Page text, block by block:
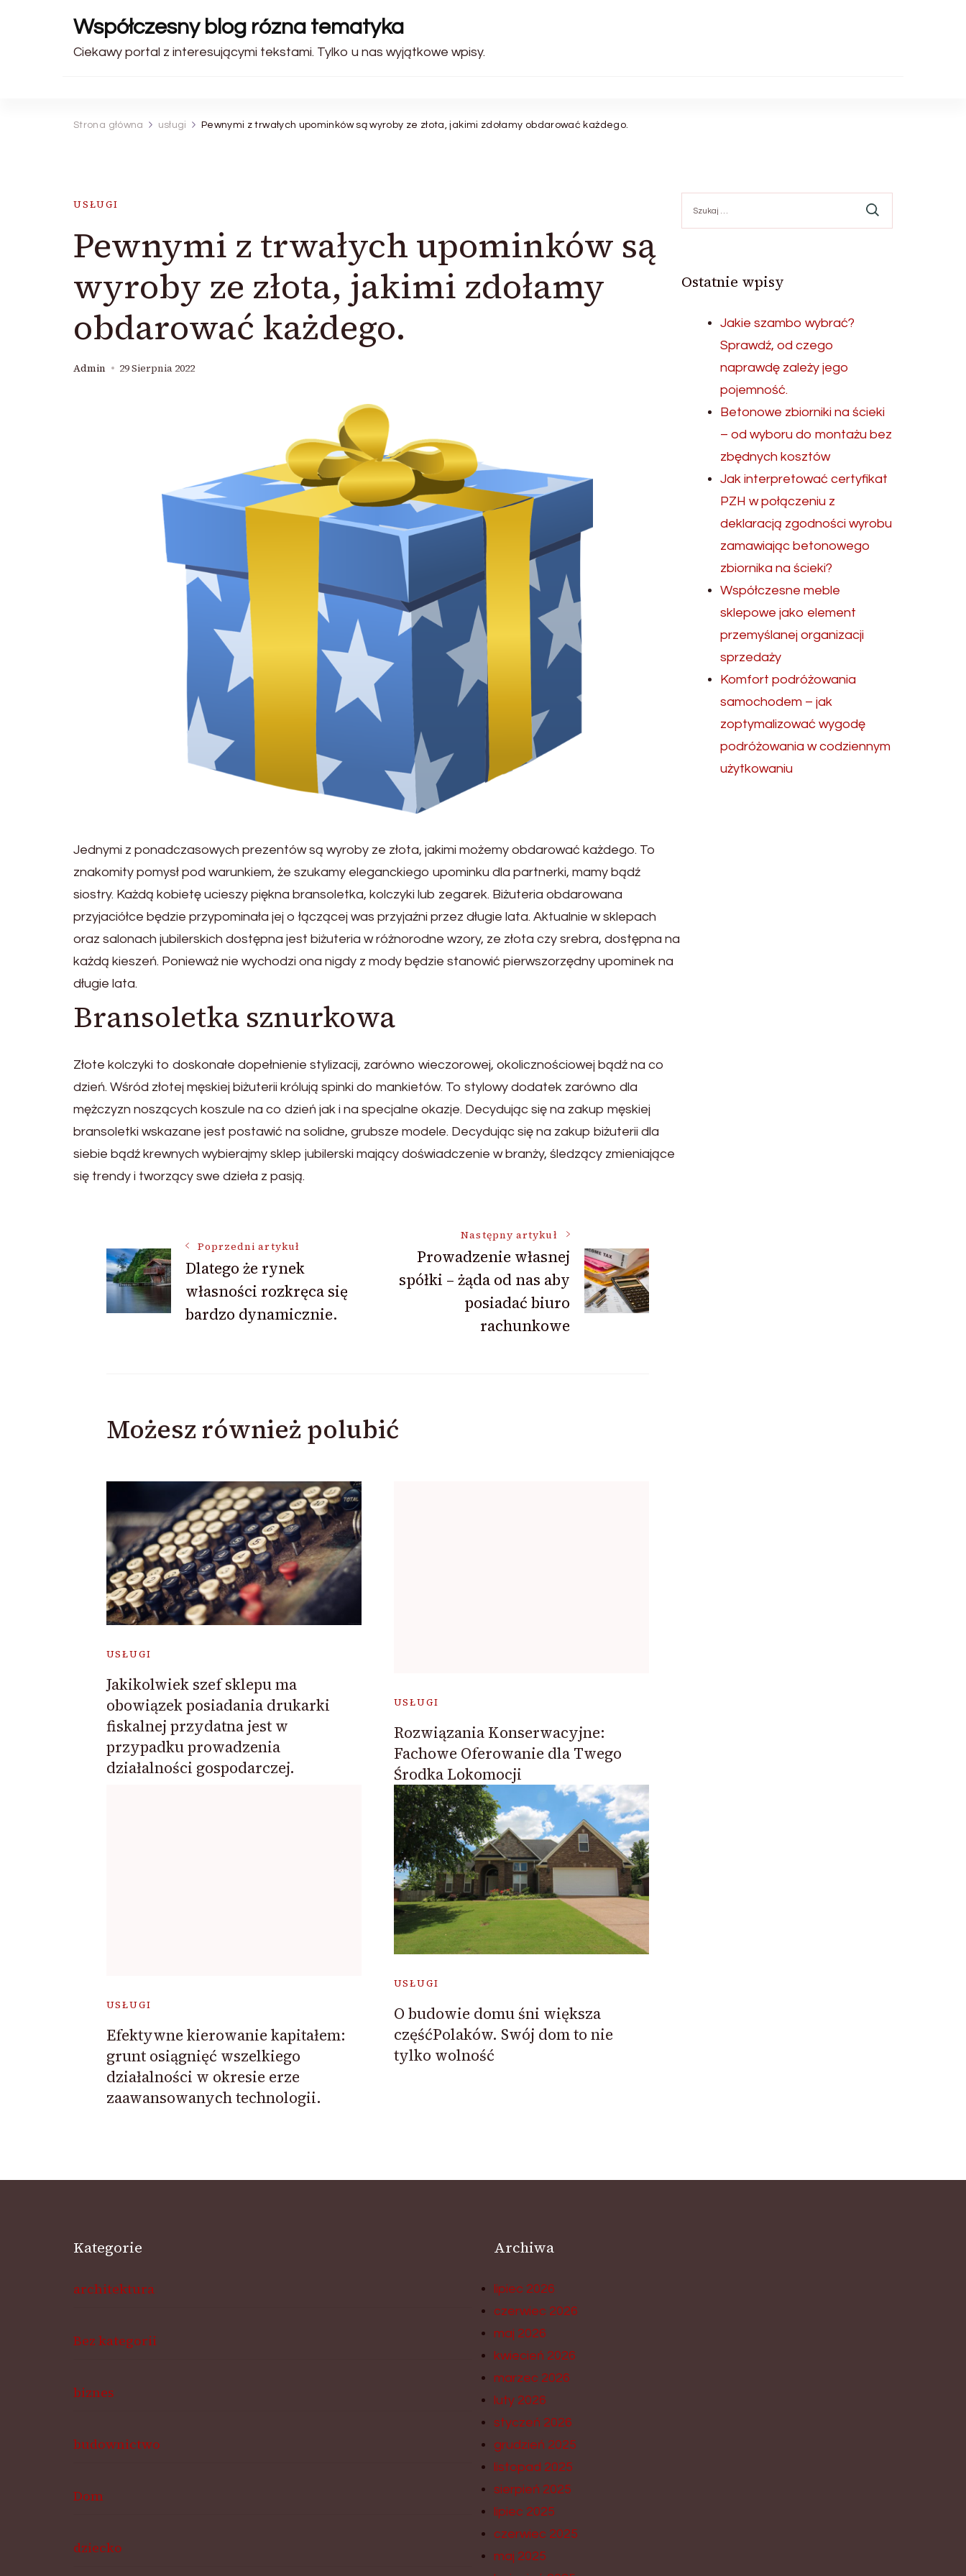
Współczesny blog rózna tematyka
Ciekawy portal z interesującymi tekstami. Tylko u nas wyjątkowe wpisy.
Strona główna usługi Pewnymi z trwałych upominków są wyroby ze złota, jakimi zdołamy obdarować każdego.
USŁUGI
Pewnymi z trwałych upominków są
wyroby ze złota, jakimi zdołamy
obdarować każdego.
Admin 29 Sierpnia 2022
Jednymi z ponadczasowych prezentów są wyroby ze złota, jakimi możemy obdarować każdego. To
znakomity pomysł pod warunkiem, że szukamy eleganckiego upominku dla partnerki, mamy bądź
siostry. Każdą kobietę ucieszy piękna bransoletka, kolczyki lub zegarek. Biżuteria obdarowana
przyjaciółce będzie przypominała jej o łączącej was przyjaźni przez długie lata. Aktualnie w sklepach
oraz salonach jubilerskich dostępna jest biżuteria w różnorodne wzory, ze złota czy srebra, dostępna na
każdą kieszeń. Ponieważ nie wychodzi ona nigdy z mody będzie stanowić pierwszorzędny upominek na
długie lata.
Bransoletka sznurkowa
Złote kolczyki to doskonałe dopełnienie stylizacji, zarówno wieczorowej, okolicznościowej bądź na co
dzień. Wśród złotej męskiej biżuterii królują spinki do mankietów. To stylowy dodatek zarówno dla
mężczyzn noszących koszule na co dzień jak i na specjalne okazje. Decydując się na zakup męskiej
bransoletki wskazane jest postawić na solidne, grubsze modele. Decydując się na zakup biżuterii dla
siebie bądź krewnych wybierajmy sklep jubilerski mający doświadczenie w branży, śledzący zmieniające
się trendy i tworzący swe dzieła z pasją.
Nawigacja
wpisu
Poprzedni artykuł
Dlatego że rynek
własności rozkręca się
bardzo dynamicznie.
Następny artykuł
Prowadzenie własnej
spółki – żąda od nas aby
posiadać biuro
rachunkowe
Możesz również polubić
USŁUGI
Jakikolwiek szef sklepu ma
obowiązek posiadania drukarki
fiskalnej przydatna jest w
przypadku prowadzenia
działalności gospodarczej.
USŁUGI
Rozwiązania Konserwacyjne:
Fachowe Oferowanie dla Twego
Środka Lokomocji
USŁUGI
Efektywne kierowanie kapitałem:
grunt osiągnięć wszelkiego
działalności w okresie erze
zaawansowanych technologii.
USŁUGI
O budowie domu śni większa
częśćPolaków. Swój dom to nie
tylko wolność
Ostatnie wpisy
Jakie szambo wybrać?
Sprawdź, od czego
naprawdę zależy jego
pojemność.
Betonowe zbiorniki na ścieki
– od wyboru do montażu bez
zbędnych kosztów
Jak interpretować certyfikat
PZH w połączeniu z
deklaracją zgodności wyrobu
zamawiając betonowego
zbiornika na ścieki?
Współczesne meble
sklepowe jako element
przemyślanej organizacji
sprzedaży
Komfort podróżowania
samochodem – jak
zoptymalizować wygodę
podróżowania w codziennym
użytkowaniu
Kategorie
architektura
Bez kategorii
biznes
budownictwo
Dom
dziecko
Archiwa
lipiec 2026
czerwiec 2026
maj 2026
kwiecień 2026
marzec 2026
luty 2026
styczeń 2026
grudzień 2025
listopad 2025
sierpień 2025
lipiec 2025
czerwiec 2025
maj 2025